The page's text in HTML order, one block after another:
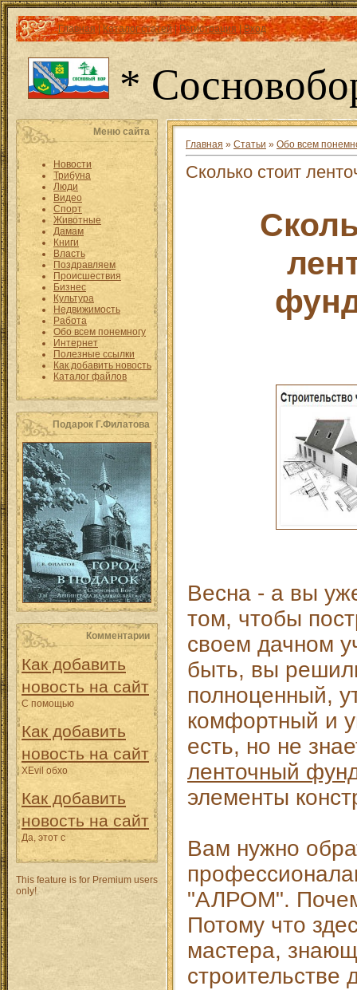
Главная|Каталог статей|Регистрация |Вход
*
Меню сайта
Новости
Трибуна
Люди
Видео
Спорт
Животные
Дамам
Книги
Власть
Поздравляем
Происшествия
Бизнес
Культура
Недвижимость
Работа
Обо всем понемногу
Интернет
Полезные ссылки
Как добавить новость
Каталог файлов
Подарок Г.Филатова
Комментарии
Как добавить
новость на сайт
С помощью
Как добавить
новость на сайт
XEvil обхо
Как добавить
новость на сайт
Да, этот с
This feature is for Premium users
only!
Главная » Статьи » Обо всем
Сколько стоит
Весна - а вы
том, чтобы
своем дачном
быть, вы
полноценный,
комфортный и
есть, но не
ленточный
элементы
Вам нужно
"АЛРОМ".
Потому что
мастера,
строительстве